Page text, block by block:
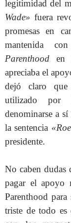
legitimidad del
Wade» fuera
promesas en
mantenida
Parenthood en
apreciaba el
dejó claro
utilizado por
denominarse a
la sentencia
presidente.
No caben dudas
pagar el apoyo
Parenthood
triste de todo es